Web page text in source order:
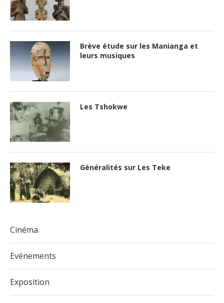
Brève étude sur les Manianga et
leurs musiques
Les Tshokwe
Généralités sur Les Teke
Cinéma
Evénements
Exposition